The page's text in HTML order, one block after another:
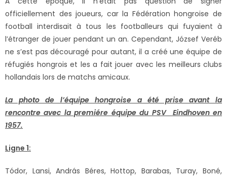
officiellement des joueurs, car la Fédération hongroise de
football interdisait à tous les footballeurs qui fuyaient à
l’étranger de jouer pendant un an. Cependant, József Veréb
ne s’est pas découragé pour autant, il a créé une équipe de
réfugiés hongrois et les a fait jouer avec les meilleurs clubs
hollandais lors de matchs amicaux.
La photo de l’équipe hongroise a été prise avant la
rencontre avec la premiére équipe du PSV Eindhoven en
1957.
Ligne 1:
Tódor, Lansi, András Béres, Hottop, Barabas, Turay, Boné,